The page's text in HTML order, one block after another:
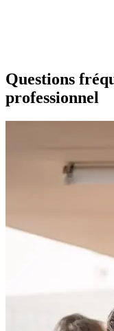
Questions
professionnel